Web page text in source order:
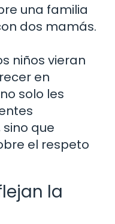
una familia
dos mamás.
niños vieran
en
solo les
que
el respeto
la